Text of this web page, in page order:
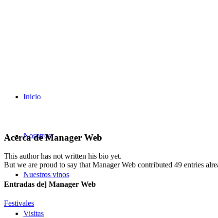
Inicio
Nosotros
Nuestros vinos
Visitas
Acerca deManager Web
This author has not written his bio yet.
But we are proud to say thatManager Web contributed 49 entries
Entradas de] Manager Web
Festivales